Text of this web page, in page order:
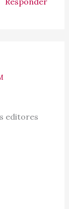
editores